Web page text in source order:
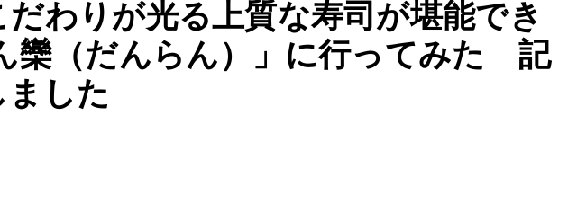
わりが光る上質な寿司が堪能でき
欒（だんらん）」に行ってみた 記
した